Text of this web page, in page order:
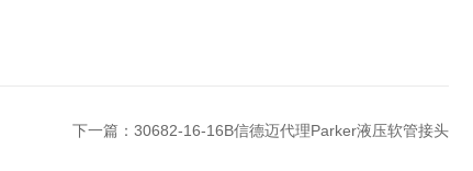
下一篇： 30682-16-16B信德迈代理Parker液压软管接头